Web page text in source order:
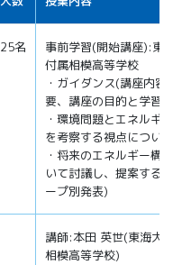
25名
事前学習(開始講座):東
付属相模高等学校
・ガイダンス(講座内容
要、講座の目的と学習
・環境問題とエネルギ
を考察する視点につい
・将来のエネルギー構
いて討議し、提案する
ープ別発表)
講師:本田 英世(東海大
相模高等学校)